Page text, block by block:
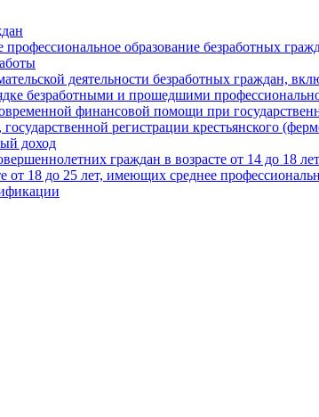
образование безработных
деятельности безработных граждан,
безработными и прошедшими
финансовой помощи при
регистрации крестьянского
доход
граждан в возрасте от 14 до 18
от 18 до 25 лет, имеющих среднее